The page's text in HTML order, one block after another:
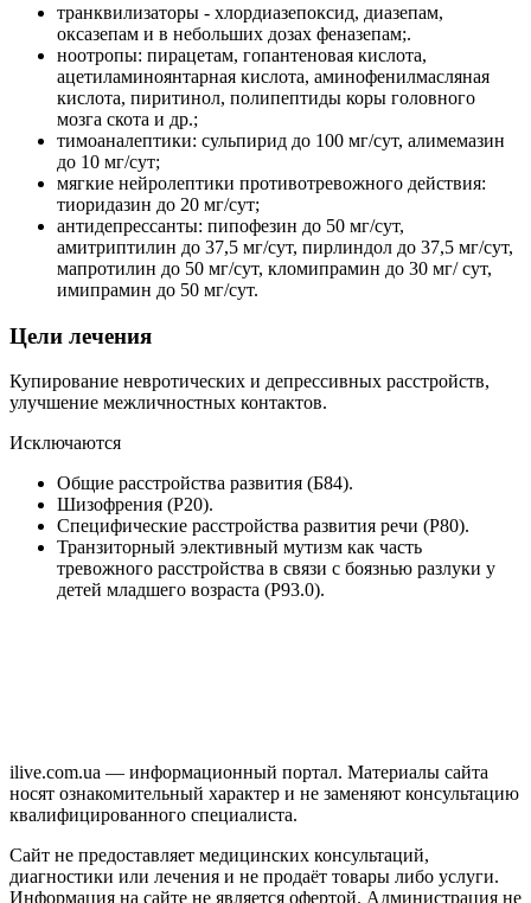
транквилизаторы - хлордиазепоксид, диазепам,
оксазепам и в небольших дозах феназепам;.
ноотропы: пирацетам, гопантеновая кислота,
ацетиламиноянтарная кислота, аминофенилмасляная
кислота, пиритинол, полипептиды коры головного
мозга скота и др.;
тимоаналептики: сульпирид до 100 мг/сут, алимемазин
до 10 мг/сут;
мягкие нейролептики противотревожного действия:
тиоридазин до 20 мг/сут;
антидепрессанты: пипофезин до 50 мг/сут,
амитриптилин до 37,5 мг/сут, пирлиндол до 37,5 мг/сут,
мапротилин до 50 мг/сут, кломипрамин до 30 мг/ сут,
имипрамин до 50 мг/сут.
Цели лечения
Купирование невротических и депрессивных расстройств,
улучшение межличностных контактов.
Исключаются
Общие расстройства развития (Б84).
Шизофрения (Р20).
Специфические расстройства развития речи (Р80).
Транзиторный элективный мутизм как часть
тревожного расстройства в связи с боязнью разлуки у
детей младшего возраста (Р93.0).
ilive.com.ua — информационный портал. Материалы сайта
носят ознакомительный характер и не заменяют консультацию
квалифицированного специалиста.
Сайт не предоставляет медицинских консультаций,
диагностики или лечения и не продаёт товары либо услуги.
Информация на сайте не является офертой. Администрация не